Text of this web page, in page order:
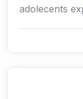
adolecents